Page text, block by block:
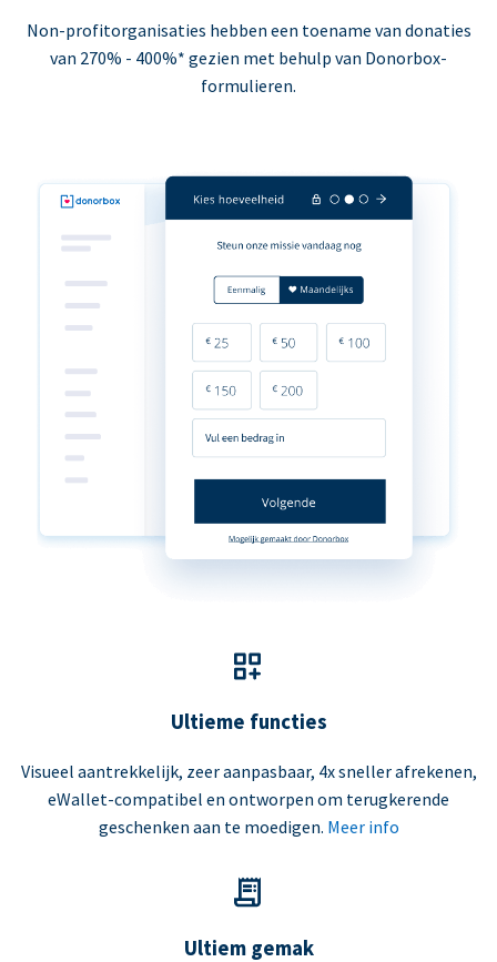
Non-profitorganisaties hebben een toename van donaties
van 270% - 400%* gezien met behulp van Donorbox-
formulieren.
Ultieme functies
Visueel aantrekkelijk, zeer aanpasbaar, 4x sneller afrekenen,
eWallet-compatibel en ontworpen om terugkerende
geschenken aan te moedigen. Meer info
Ultiem gemak